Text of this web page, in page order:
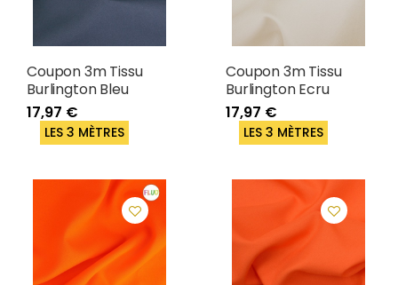
Coupon 3m Tissu
Burlington Bleu
17,97 €
LES 3 MÈTRES
Coupon 3m Tissu
Burlington Ecru
17,97 €
LES 3 MÈTRES